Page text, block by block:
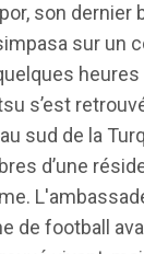
son dernier
sur un
heures
s’est
sud de la
d’une
de football